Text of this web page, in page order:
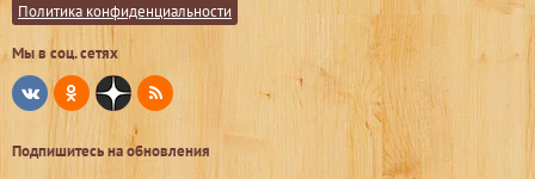
Политика конфиденциальности
Мы в соц. сетях
Подпишитесь на обновления